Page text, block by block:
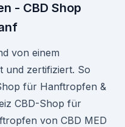
- CBD Shop
von einem
und zertifiziert. So
für Hanftropfen &
CBD-Shop für
von CBD MED